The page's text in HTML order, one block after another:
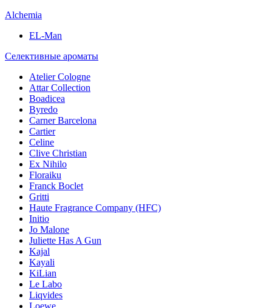
Alchemia
EL-Man
Селективные ароматы
Atelier Cologne
Attar Collection
Boadicea
Byredo
Carner Barcelona
Cartier
Celine
Clive Christian
Ex Nihilo
Floraiku
Franck Boclet
Gritti
Haute Fragrance Company (HFC)
Initio
Jo Malone
Juliette Has A Gun
Kajal
Kayali
KiLian
Le Labo
Liqvides
Loewe